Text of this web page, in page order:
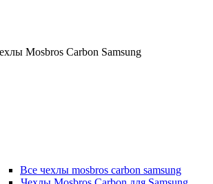
Mosbros Carbon Samsung
Все чехлы mosbros carbon samsung